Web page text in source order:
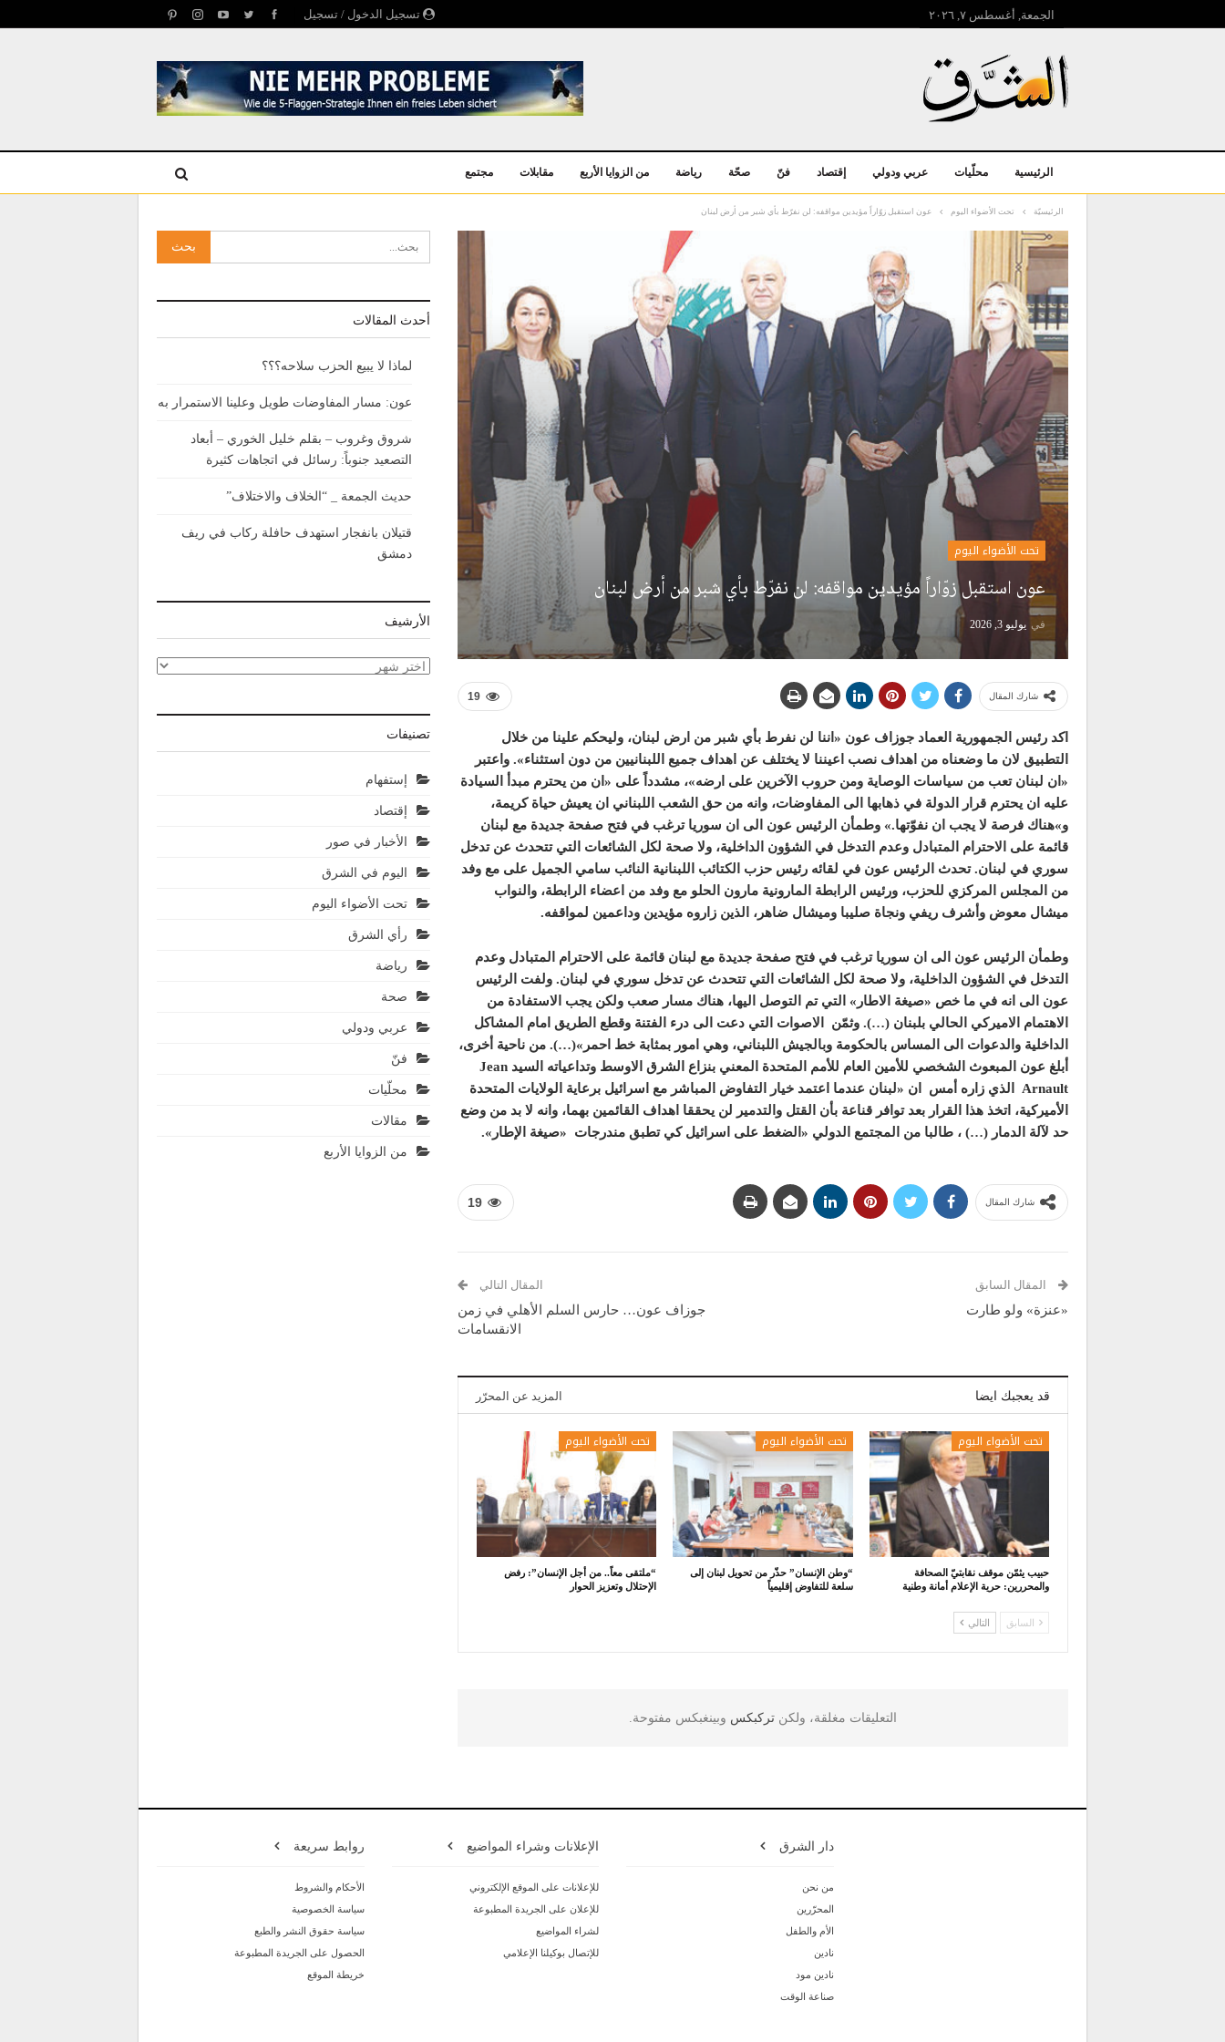
تسجيل الدخول / تسجيل الجمعة, أغسطس ۷, ۲۰۲٦
الرئيسية محلّيات عربي ودولي إقتصاد فنّ صحّة رياضة من الزوايا الأربع مقابلات مجتمع
الرئيسيّة تحت الأضواء اليوم عون استقبل زوّاراً مؤيدين مواقفه: لن نفرّط بأي شبر من أرض لبنان
تحت الأضواء اليوم
عون استقبل زوّاراً مؤيدين مواقفه: لن نفرّط بأي شبر من أرض لبنان
في يوليو 3, 2026
19 شارك المقال
اكد رئيس الجمهورية العماد جوزاف عون «اننا لن نفرط بأي شبر من ارض لبنان، وليحكم علينا من خلال
التطبيق لان ما وضعناه من اهداف نصب اعيننا لا يختلف عن اهداف جميع اللبنانيين من دون استثناء». واعتبر
«ان لبنان تعب من سياسات الوصاية ومن حروب الآخرين على ارضه»، مشدداً على «ان من يحترم مبدأ السيادة
عليه ان يحترم قرار الدولة في ذهابها الى المفاوضات، وانه من حق الشعب اللبناني ان يعيش حياة كريمة،
و»هناك فرصة لا يجب ان نفوّتها.» وطمأن الرئيس عون الى ان سوريا ترغب في فتح صفحة جديدة مع لبنان
قائمة على الاحترام المتبادل وعدم التدخل في الشؤون الداخلية، ولا صحة لكل الشائعات التي تتحدث عن تدخل
سوري في لبنان. تحدث الرئيس عون في لقائه رئيس حزب الكتائب اللبنانية النائب سامي الجميل على مع وفد
من المجلس المركزي للحزب، ورئيس الرابطة المارونية مارون الحلو مع وفد من اعضاء الرابطة، والنواب
ميشال معوض وأشرف ريفي ونجاة صليبا وميشال ضاهر، الذين زاروه مؤيدين وداعمين لمواقفه.
وطمأن الرئيس عون الى ان سوريا ترغب في فتح صفحة جديدة مع لبنان قائمة على الاحترام المتبادل وعدم
التدخل في الشؤون الداخلية، ولا صحة لكل الشائعات التي تتحدث عن تدخل سوري في لبنان. ولفت الرئيس
عون الى انه في ما خص «صيغة الاطار» التي تم التوصل اليها، هناك مسار صعب ولكن يجب الاستفادة من
الاهتمام الاميركي الحالي بلبنان (…). وثمّن الاصوات التي دعت الى درء الفتنة وقطع الطريق امام المشاكل
الداخلية والدعوات الى المساس بالحكومة وبالجيش اللبناني، وهي امور بمثابة خط احمر»(…). من ناحية أخرى،
أبلغ عون المبعوث الشخصي للأمين العام للأمم المتحدة المعني بنزاع الشرق الاوسط وتداعياته السيد Jean
Arnault الذي زاره أمس ان «لبنان عندما اعتمد خيار التفاوض المباشر مع اسرائيل برعاية الولايات المتحدة
الأميركية، اتخذ هذا القرار بعد توافر قناعة بأن القتل والتدمير لن يحققا اهداف القائمين بهما، وانه لا بد من وضع
حد لآلة الدمار (…) ، طالبا من المجتمع الدولي «الضغط على اسرائيل كي تطبق مندرجات «صيغة الإطار».
19 شارك المقال
المقال السابق
«عنزة» ولو طارت
المقال التالي
جوزاف عون… حارس السلم الأهلي في زمن
الانقسامات
قد يعجبك ايضا المزيد عن المحرّر
تحت الأضواء اليوم
حبيب يثمّن موقف نقابتيّ الصحافة
والمحررين: حرية الإعلام أمانة وطنية
تحت الأضواء اليوم
“وطن الإنسان” حذّر من تحويل لبنان إلى
سلعة للتفاوض إقليمياً
تحت الأضواء اليوم
“ملتقى معاً.. من أجل الإنسان”: رفض
الإحتلال وتعزيز الحوار
السابق التالي
التعليقات مغلقة، ولكنتركبكس وبينغبكس مفتوحة.
أحدث المقالات
لماذا لا يبيع الحزب سلاحه؟؟؟
عون: مسار المفاوضات طويل وعلينا الاستمرار به
شروق وغروب – بقلم خليل الخوري – أبعاد
التصعيد جنوباً: رسائل في اتجاهات كثيرة
حديث الجمعة _ “الخلاف والاختلاف”
قتيلان بانفجار استهدف حافلة ركاب في ريف
دمشق
الأرشيف
الأرشيف
تصنيفات
إستفهام
إقتصاد
الأخبار في صور
اليوم في الشرق
تحت الأضواء اليوم
رأي الشرق
رياضة
صحة
عربي ودولي
فنّ
محلّيات
مقالات
من الزوايا الأربع
دار الشرق
من نحن
المحرّرين
الأم والطفل
نادين
نادين مود
صناعة الوقت
الإعلانات وشراء المواضيع
للإعلانات على الموقع الإلكتروني
للإعلان على الجريدة المطبوعة
لشراء المواضيع
للإتصال بوكيلنا الإعلامي
روابط سريعة
الأحكام والشروط
سياسة الخصوصية
سياسة حقوق النشر والطبع
الحصول على الجريدة المطبوعة
خريطة الموقع